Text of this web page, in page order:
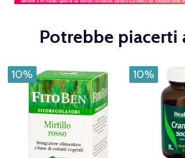
Potrebbe piacerti
10% 10%